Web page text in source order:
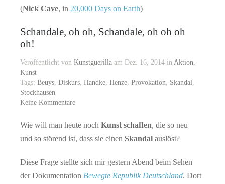
(Nick Cave, in 20,000 Days on Earth)
Schandale, oh oh, Schandale, oh oh oh
oh!
Veröffentlicht von Kunstguerillaam Dez. 16, 2014 in Aktion
Kunst
Tags: Beuys, Diskurs, Handke, Henze, Provokation Skandal
Stockhausen
Keine Kommentare
Wie will man heute noch Kunst schaffen, die so neu
und so störend ist, dass sie einen Skandalauslöst?
Diese Frage stellte sich mir gestern Abend beim Sehen
der Dokumentation Bewegte Republik Deutschland. Dort